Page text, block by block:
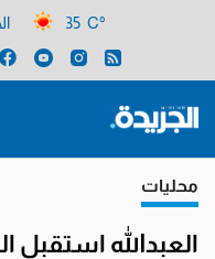
35 C°
محليات
العبدالله